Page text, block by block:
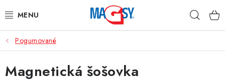
na
HLAVNÉ KATEGÓRIE
MAGNETICKÉ POMÔCKY
Pogumované
Magnetická šošovka